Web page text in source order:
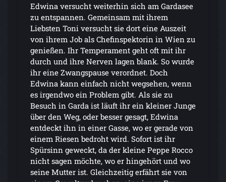
Edwina versucht weiterhin sich am Gardasee
zu entspannen. Gemeinsam mit ihrem
Liebsten Toni versucht sie dort eine Auszeit
von ihrem Job als Chefinspektorin in Wien zu
genießen. Ihr Temperament geht oft mit ihr
durch und ihre Nerven lagen blank. So wurde
ihr eine Zwangspause verordnet. Doch
Edwina kann einfach nicht wegsehen, wenn
es irgendwo ein Problem gibt. Als sie zu
Besuch in Garda ist läuft ihr ein kleiner Junge
über den Weg, oder besser gesagt, Edwina
entdeckt ihn in einer Gasse, wo er gerade von
einem Riesen bedroht wird. Sofort ist ihr
Spürsinn geweckt, da der kleine Peppe Rocco
nicht sagen möchte, wo er hingehört und wo
seine Mutter ist. Gleichzeitig erfährt sie von